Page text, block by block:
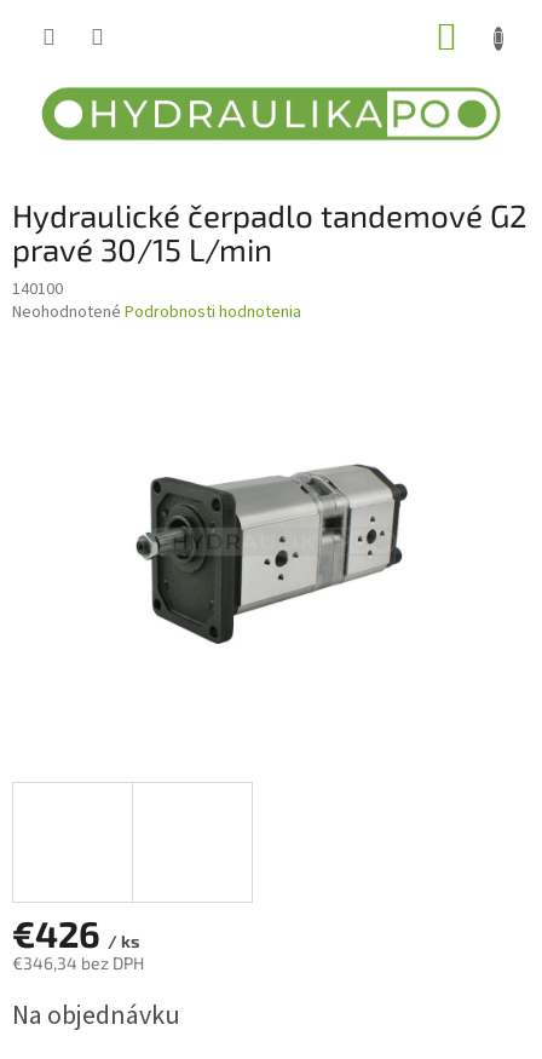
Hydraulické čerpadlo tandemové G2
pravé 30/15 L/min
140100
Priemerné
Neohodnotené Podrobnosti hodnotenia
€426 / ks
€346,34 bez DPH
cena:
Na objednávku